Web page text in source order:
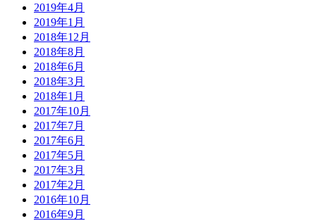
2019年4月
2019年1月
2018年12月
2018年8月
2018年6月
2018年3月
2018年1月
2017年10月
2017年7月
2017年6月
2017年5月
2017年3月
2017年2月
2016年10月
2016年9月